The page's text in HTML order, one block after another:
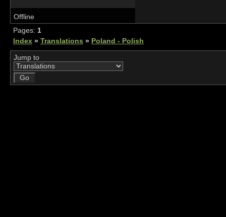
Offline
Pages: 1
Index » Translations » Poland - Polish
Jump to